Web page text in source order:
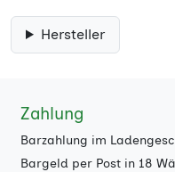
Hersteller
Zahlung
Barzahlung im
Bargeld per Post in 18